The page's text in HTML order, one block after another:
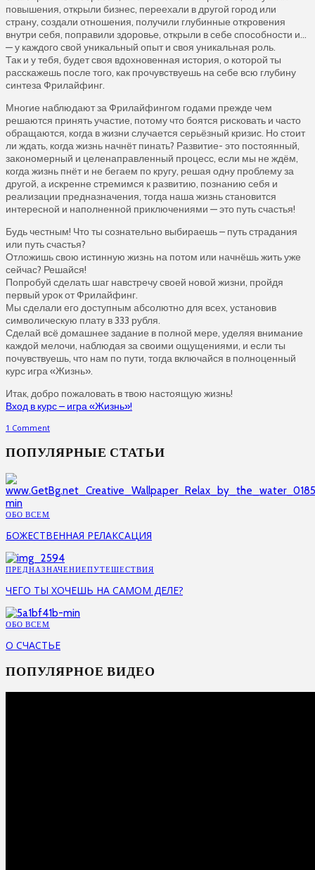
повышения, открыли бизнес, переехали в другой город или
страну, создали отношения, получили глубинные откровения
внутри себя, поправили здоровье, открыли в себе способности и…
— у каждого свой уникальный опыт и своя уникальная роль.
Так и у тебя, будет своя вдохновенная история, о которой ты
расскажешь после того, как прочувствуешь на себе всю глубину
синтеза Фрилайфинг.
Многие наблюдают за Фрилайфингом годами прежде чем
решаются принять участие, потому что боятся рисковать и часто
обращаются, когда в жизни случается серьёзный кризис. Но стоит
ли ждать, когда жизнь начнёт пинать? Развитие- это постоянный,
закономерный и целенаправленный процесс, если мы не ждём,
когда жизнь пнёт и не бегаем по кругу, решая одну проблему за
другой, а искренне стремимся к развитию, познанию себя и
реализации предназначения, тогда наша жизнь становится
интересной и наполненной приключениями — это путь счастья!
Будь честным! Что ты сознательно выбираешь – путь страдания
или путь счастья?
Отложишь свою истинную жизнь на потом или начнёшь жить уже
сейчас? Решайся!
Попробуй сделать шаг навстречу своей новой жизни, пройдя
первый урок от Фрилайфинг.
Мы сделали его доступным абсолютно для всех, установив
символическую плату в 333 рубля.
Сделай всё домашнее задание в полной мере, уделяя внимание
каждой мелочи, наблюдая за своими ощущениями, и если ты
почувствуешь, что нам по пути, тогда включайся в полноценный
курс игра «Жизнь».
Итак, добро пожаловать в твою настоящую жизнь!
Вход в курс – игра «Жизнь»!
1 Comment
ПОПУЛЯРНЫЕ СТАТЬИ
ОБО ВСЕМ
БОЖЕСТВЕННАЯ РЕЛАКСАЦИЯ
ПРЕДНАЗНАЧЕНИЕПУТЕШЕСТВИЯ
ЧЕГО ТЫ ХОЧЕШЬ НА САМОМ ДЕЛЕ?
ОБО ВСЕМ
О СЧАСТЬЕ
ПОПУЛЯРНОЕ ВИДЕО